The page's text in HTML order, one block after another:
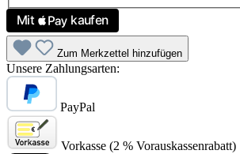
Zum Merkzettel hinzufügen
Unsere Zahlungsarten:
PayPal
Vorkasse (2 % Vorauskassenrabatt)